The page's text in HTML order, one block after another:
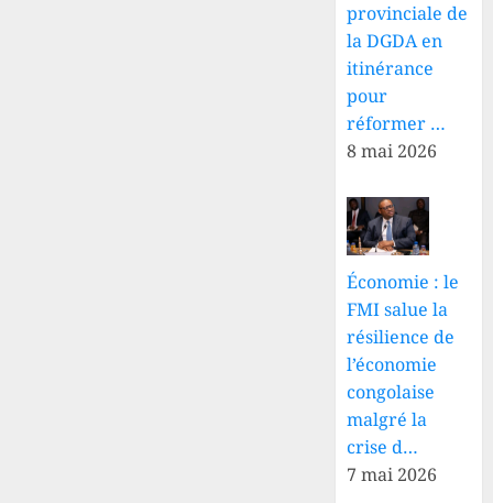
provinciale de
la DGDA en
itinérance
pour
réformer …
8 mai 2026
Économie : le
FMI salue la
résilience de
l’économie
congolaise
malgré la
crise d…
7 mai 2026